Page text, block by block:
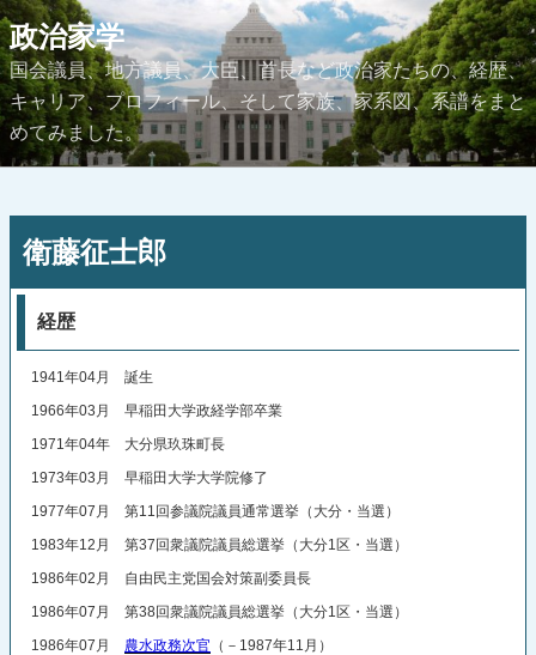
コ
ン
テ
ン
ツ
へ
プ
政治家学
国会議員、地方議員、大臣、首長など政治家たちの、経歴、
キャリア、プロフィール、そして家族、家系図、系譜をまと
めてみました。
稿
日:
衛藤征士郎
経歴
1941年04月 誕生
1966年03月 早稲田大学政経学部卒業
1971年04年 大分県玖珠町長
1973年03月 早稲田大学大学院修了
1977年07月 第11回参議院議員通常選挙（大分・当選）
1983年12月 第37回衆議院議員総選挙（大分1区・当選）
1986年02月 自由民主党国会対策副委員長
1986年07月 第38回衆議院議員総選挙（大分1区・当選）
1986年07月 農水政務次官 （－1987年11月）